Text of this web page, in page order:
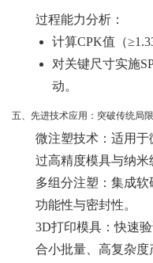
过程能力分析 ：
计算CPK值（
对关键尺寸实施
动。
五、先进技术应用：突破传统局限
微注塑技术 ：适用
过高精度模具与纳米
多组分注塑 ：集成
功能性与密封性。
3D打印模具 ：快速
合小批量、高复杂度